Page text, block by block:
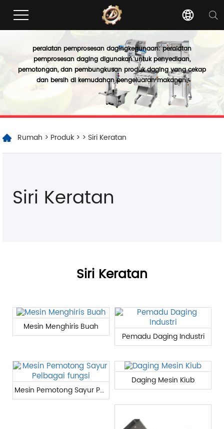
peralatan pemprosesan dagingkegunaan: peralatan
pemprosesan daging digunakan untuk penyediaan,
pemotongan, dan pembungkusan produk daging yang cekap
dan bersih di kemudahan pengeluaran makanan.
Rumah > Produk > > Siri Keratan
Siri Keratan
Siri Keratan
Mesin Menghiris Buah
Pemadu Daging Industri
Mesin Pemotong Sayur Pelbagai fungsi
Daging Mesin Kiub